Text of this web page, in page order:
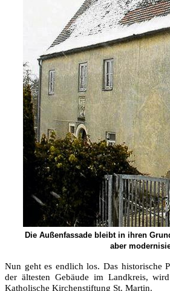
Die Außenfassade bleibt in ihren
aber
Nun geht es endlich los. Das historische
der ältesten Gebäude im Landkreis,
Katholische Kirchenstiftung St. Martin.